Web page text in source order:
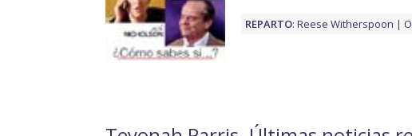
REPARTO: Reese Witherspoon